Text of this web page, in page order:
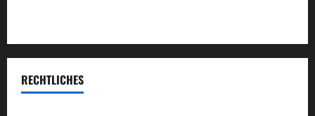
RECHTLICHES